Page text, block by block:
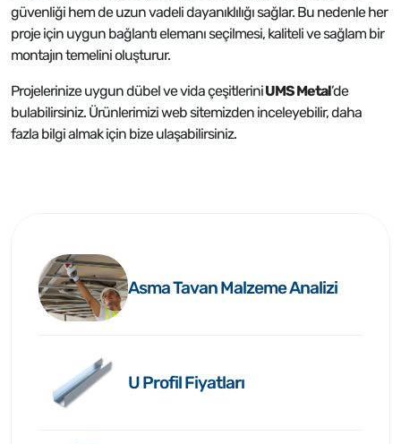
güvenliği hem de uzun vadeli dayanıklılığı sağlar. Bu nedenle her
proje için uygun bağlantı elemanı seçilmesi, kaliteli ve sağlam bir
montajın temelini oluşturur.
Projelerinize uygun dübel ve vida çeşitleriniUMS Metal’de
bulabilirsiniz. Ürünlerimizi web sitemizden inceleyebilir, daha
fazla bilgi almak için bize ulaşabilirsiniz.
Asma Tavan Malzeme Analizi
U Profil Fiyatları